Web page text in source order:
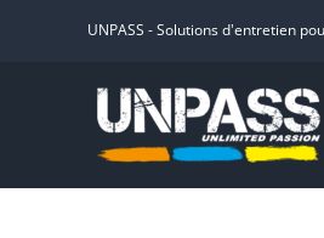
UNPASS - Solutions d'entretien